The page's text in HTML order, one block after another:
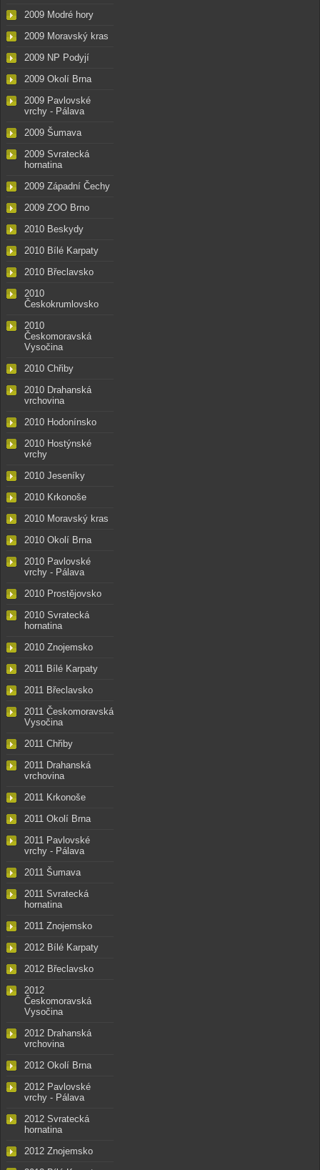
2009 Modré hory
2009 Moravský kras
2009 NP Podyjí
2009 Okolí Brna
2009 Pavlovské
vrchy - Pálava
2009 Šumava
2009 Svratecká
hornatina
2009 Západní Čechy
2009 ZOO Brno
2010 Beskydy
2010 Bílé Karpaty
2010 Břeclavsko
2010
Českokrumlovsko
2010
Českomoravská
Vysočina
2010 Chřiby
2010 Drahanská
vrchovina
2010 Hodonínsko
2010 Hostýnské
vrchy
2010 Jeseníky
2010 Krkonoše
2010 Moravský kras
2010 Okolí Brna
2010 Pavlovské
vrchy - Pálava
2010 Prostějovsko
2010 Svratecká
hornatina
2010 Znojemsko
2011 Bílé Karpaty
2011 Břeclavsko
2011 Českomoravská
Vysočina
2011 Chřiby
2011 Drahanská
vrchovina
2011 Krkonoše
2011 Okolí Brna
2011 Pavlovské
vrchy - Pálava
2011 Šumava
2011 Svratecká
hornatina
2011 Znojemsko
2012 Bílé Karpaty
2012 Břeclavsko
2012
Českomoravská
Vysočina
2012 Drahanská
vrchovina
2012 Okolí Brna
2012 Pavlovské
vrchy - Pálava
2012 Svratecká
hornatina
2012 Znojemsko